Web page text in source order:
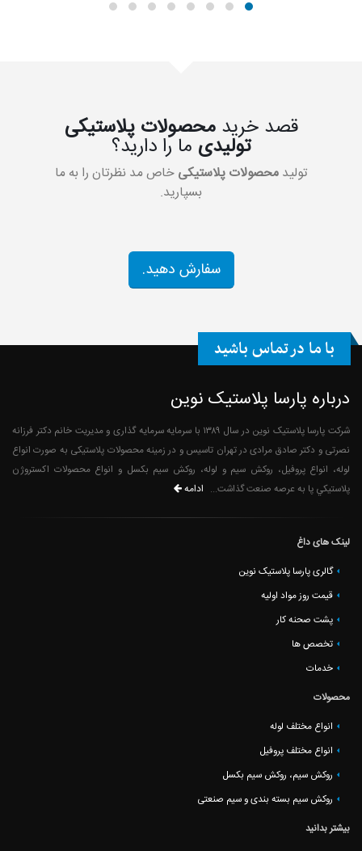
قصد خریدمحصولات پلاستیکی
تولیدی ما را دارید؟
تولید محصولات پلاستیکی خاص مد نظرتان را به ما
بسپارید.
سفارش دهید.
با ما در تماس باشید
درباره پارسا پلاستیک نوین
شرکت پارسا پلاستیک نوین در سال ۱۳۸۹ با سرمایه سرمایه گذاری و مدیریت خانم دکتر فرزانه
نصرتی و دکتر صادق مرادی در تهران تاسیس و در زمینه محصولات پلاستیکی به صورت انواع
لوله، انواع پروفیل، روکش سیم و لوله، روکش سیم بکسل و انواع محصولات اکستروژن
پلاستيكي پا به عرصه صنعت گذاشت... ادامه
لینک های داغ
گالری پارسا پلاستیک نوین
قیمت روز مواد اولیه
پشت صحنه کار
تخصص ها
خدمات
محصولات
انواع مختلف لوله
انواع مختلف پروفیل
روکش سیم، روکش سیم بکسل
روکش سیم بسته بندی و سیم صنعتی
بیشتر بدانید